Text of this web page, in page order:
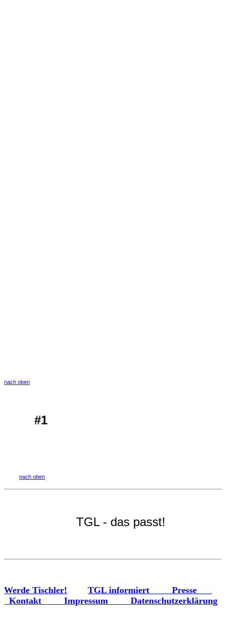
nach oben
#1
nach oben
TGL - das passt!
Werde Tischler! TGL informiert Presse
Kontakt Impressum Datenschutzerklärung